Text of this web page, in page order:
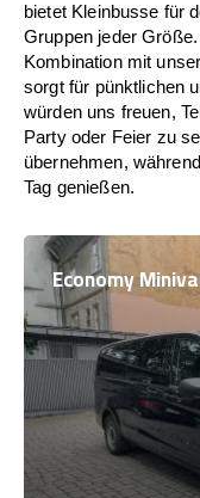
bietet Kleinbusse für
Gruppen jeder
Kombination mit
sorgt für pünktlichen
würden uns freuen,
Party oder Feier zu
übernehmen,
Tag genießen.
Economy